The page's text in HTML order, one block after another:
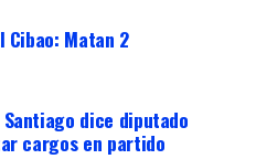
Cibao: Matan 2
dice diputado
cargos en partido